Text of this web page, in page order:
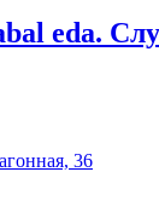
eda.
36